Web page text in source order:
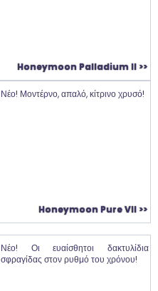
Honeymoon Palladium II >>
Νέο! Μοντέρνο, απαλό, κίτρινο χρυσό!
Honeymoon Pure VII >>
Νέο! Οι ευαίσθητοι δακτυλίδια
σφραγίδας στον ρυθμό του χρόνου!